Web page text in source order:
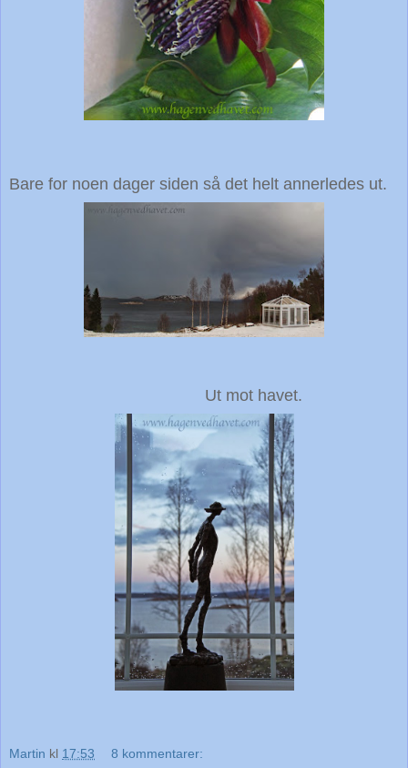
Bare for noen dager siden så det helt annerledes ut.
Ut mot havet.
Martin kl 17:53 8 kommentarer: